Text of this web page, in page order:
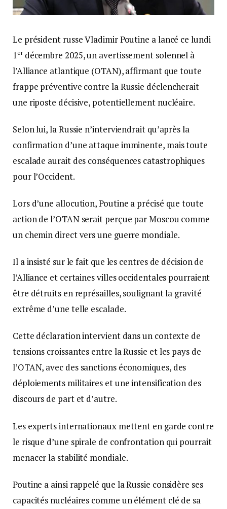
Le président russe Vladimir Poutine a lancé ce lundi
1erdécembre 2025, un avertissement solennel à
l’Alliance atlantique (OTAN), affirmant que toute
frappe préventive contre la Russie déclencherait
une riposte décisive, potentiellement nucléaire.
Selon lui, la Russie n’interviendrait qu’après la
confirmation d’une attaque imminente, mais toute
escalade aurait des conséquences catastrophiques
pour l’Occident.
Lors d’une allocution, Poutine a précisé que toute
action de l’OTAN serait perçue par Moscou comme
un chemin direct vers une guerre mondiale.
Il a insisté sur le fait que les centres de décision de
l’Alliance et certaines villes occidentales pourraient
être détruits en représailles, soulignant la gravité
extrême d’une telle escalade.
Cette déclaration intervient dans un contexte de
tensions croissantes entre la Russie et les pays de
l’OTAN, avec des sanctions économiques, des
déploiements militaires et une intensification des
discours de part et d’autre.
Les experts internationaux mettent en garde contre
le risque d’une spirale de confrontation qui pourrait
menacer la stabilité mondiale.
Poutine a ainsi rappelé que la Russie considère ses
capacités nucléaires comme un élément clé de sa